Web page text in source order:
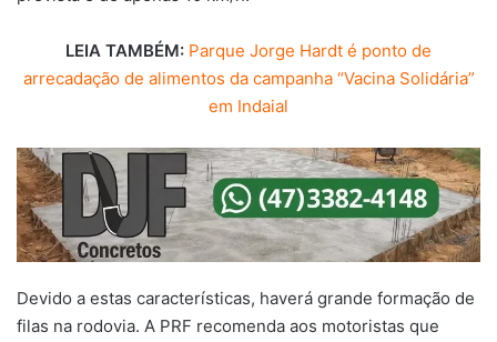
LEIA TAMBÉM: Parque Jorge Hardt é ponto de
arrecadação de alimentos da campanha “Vacina Solidária”
em Indaial
Devido a estas características, haverá grande formação de
filas na rodovia. A PRF recomenda aos motoristas que